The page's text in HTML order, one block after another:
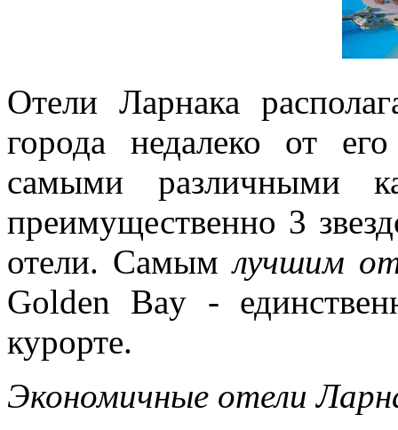
Отели Ларнака
города недалеко от
самыми различными
преимущественно 3
отели. Самымлучшим
Golden Bay -
курорте.
Экономичные отели